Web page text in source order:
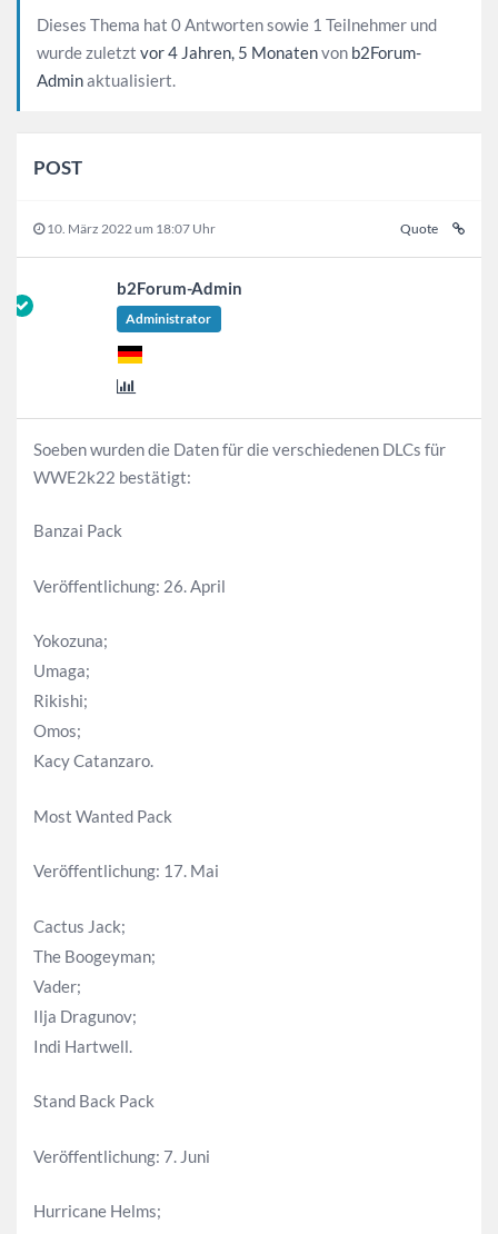
Dieses Thema hat 0 Antworten sowie 1 Teilnehmer und
wurde zuletzt vor 4 Jahren, 5 Monatenvon b2Forum-
Adminaktualisiert.
POST
10. März 2022 um 18:07 Uhr Quote
b2Forum-Admin
Administrator
Soeben wurden die Daten für die verschiedenen DLCs für
WWE2k22 bestätigt:
Banzai Pack
Veröffentlichung: 26. April
Yokozuna;
Umaga;
Rikishi;
Omos;
Kacy Catanzaro.
Most Wanted Pack
Veröffentlichung: 17. Mai
Cactus Jack;
The Boogeyman;
Vader;
Ilja Dragunov;
Indi Hartwell.
Stand Back Pack
Veröffentlichung: 7. Juni
Hurricane Helms;